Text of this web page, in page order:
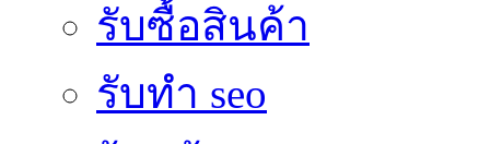
รับซื้อสินค้า
รับทำ seo